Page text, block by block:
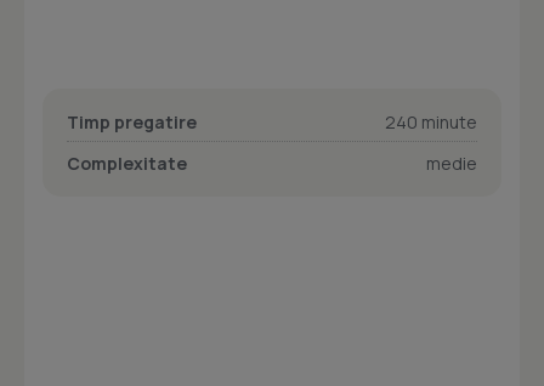
Timp pregatire
240 minute
Complexitate
medie